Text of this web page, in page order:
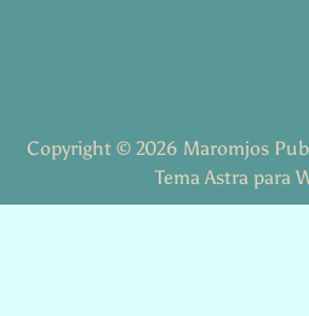
Copyright © 2026 Maromjos
Tema Astra para